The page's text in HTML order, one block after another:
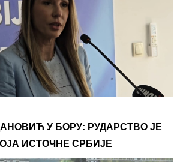
У БОРУ: РУДАРСТВО ЈЕ
ИСТОЧНЕ СРБИЈЕ